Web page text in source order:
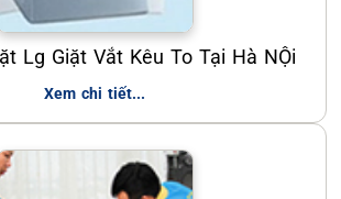
Lg Giặt Vắt Kêu To Tại Hà NỘi
Xem chi tiết...